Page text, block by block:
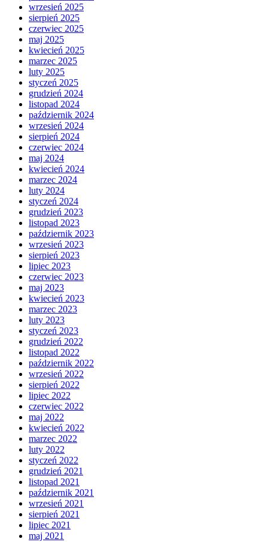
wrzesień 2025
sierpień 2025
czerwiec 2025
maj 2025
kwiecień 2025
marzec 2025
luty 2025
styczeń 2025
grudzień 2024
listopad 2024
październik 2024
wrzesień 2024
sierpień 2024
czerwiec 2024
maj 2024
kwiecień 2024
marzec 2024
luty 2024
styczeń 2024
grudzień 2023
listopad 2023
październik 2023
wrzesień 2023
sierpień 2023
lipiec 2023
czerwiec 2023
maj 2023
kwiecień 2023
marzec 2023
luty 2023
styczeń 2023
grudzień 2022
listopad 2022
październik 2022
wrzesień 2022
sierpień 2022
lipiec 2022
czerwiec 2022
maj 2022
kwiecień 2022
marzec 2022
luty 2022
styczeń 2022
grudzień 2021
listopad 2021
październik 2021
wrzesień 2021
sierpień 2021
lipiec 2021
maj 2021